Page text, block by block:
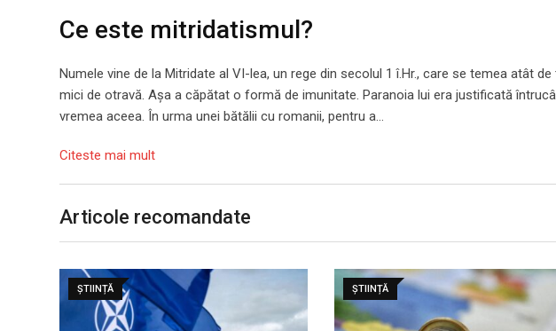
Ce este mitridatismul?
Numele vine de la Mitridate al VI-lea, un rege din secolul 1 î.Hr., care se temea atât
mici de otravă. Așa a căpătat o formă de imunitate. Paranoia lui era justificată
vremea aceea. În urma unei bătălii cu romanii, pentru a…
Citeste mai mult
Articole recomandate
ȘTIINȚĂ ȘTIINȚĂ